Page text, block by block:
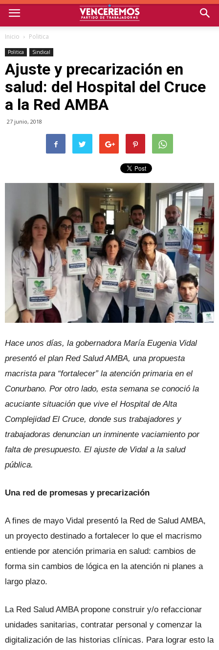
Inicio Politica
Politica Sindical
Ajuste y precarización en
salud: del Hospital del Cruce
a la Red AMBA
27 junio, 2018
Hace unos días, la gobernadora María Eugenia Vidal
presentó el plan Red Salud AMBA, una propuesta
macrista para “fortalecer” la atención primaria en el
Conurbano. Por otro lado, esta semana se conoció la
acuciante situación que vive el Hospital de Alta
Complejidad El Cruce, donde sus trabajadores y
trabajadoras denuncian un inminente vaciamiento por
falta de presupuesto. El ajuste de Vidal a la salud
pública.
Una red de promesas y precarización
A fines de mayo Vidal presentó la Red de Salud AMBA,
un proyecto destinado a fortalecer lo que el macrismo
entiende por atención primaria en salud: cambios de
forma sin cambios de lógica en la atención ni planes a
largo plazo.
La Red Salud AMBA propone construir y/o refaccionar
unidades sanitarias, contratar personal y comenzar la
digitalización de las historias clínicas. Para lograr esto la